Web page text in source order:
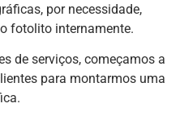
por necessidade,
fotolito internamente.
de serviços, começamos a
para montarmos uma